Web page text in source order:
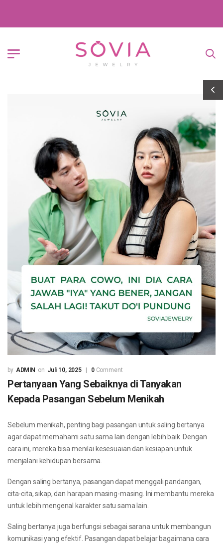
ADMIN Juli 10, 2025 0Comment
Pertanyaan Yang Sebaiknya di Tanyakan
Kepada Pasangan Sebelum Menikah
Sebelum menikah, penting bagi pasangan untuk saling bertanya
agar dapat memahami satu sama lain dengan lebih baik. Dengan
cara ini, mereka bisa menilai kesesuaian dan kesiapan untuk
menjalani kehidupan bersama.
Dengan saling bertanya, pasangan dapat menggali pandangan,
cita-cita, sikap, dan harapan masing-masing. Ini membantu mereka
untuk lebih mengenal karakter satu sama lain.
Saling bertanya juga berfungsi sebagai sarana untuk membangun
komunikasi yang efektif. Pasangan dapat belajar bagaimana cara